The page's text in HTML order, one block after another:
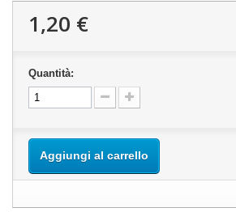
1,20 €
Quantità:
Aggiungi al carrello